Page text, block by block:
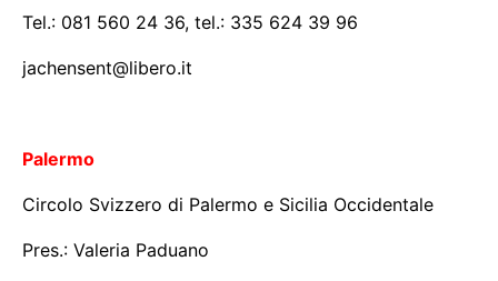
Tel.: 081 560 24 36, tel.: 335 624 39 96
jachensent@libero.it
Palermo
Circolo Svizzero di Palermo e Sicilia Occidentale
Pres.: Valeria Paduano